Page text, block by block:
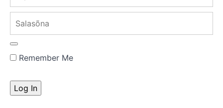
(2 min 41
sek)
Remember Me